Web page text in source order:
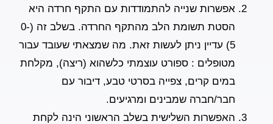
אפשרות שנייה להתמודדות עם התקף חרדה היא
הסטת תשומת הלב מהתקף החרדה. בשלב זה (0-
5) עדיין ניתן לעשות זאת. מה שמצאתי שעובד עבור
מטופלים : ספורט עוצמתי כלשהוא (ריצה), מקלחת
במים קרים, צפייה בסרטי טבע, דיבור עם
חבר/חברה שמבינים ומרגיעים.
האפשרות השלישית בשלב הראשוני הינה לקחת